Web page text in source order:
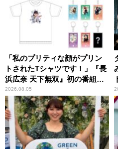
「私のプリティな顔がプリン
トされたTシャツです！」『長
浜広奈 天下無双』初の番組グ
ッズ発売
2026.08.05